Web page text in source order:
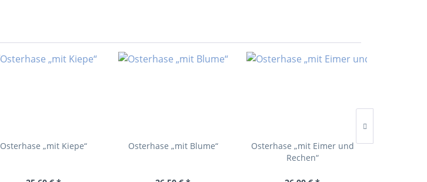
Osterhase „mit Kiepe“ Osterhase „mit Blume“
Osterhase „mit Eimer und
Rechen“